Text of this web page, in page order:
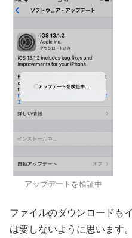
アップデートを検証中
ファイルのダウンロードも
は要しないように思います。